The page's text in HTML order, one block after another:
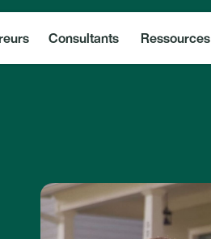
Consultants Ressources